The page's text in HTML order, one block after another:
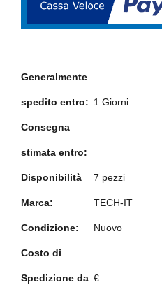
Generalmente
spedito entro: 1 Giorni
Consegna
stimata entro:
Disponibilità 7 pezzi
Marca: TECH-IT
Condizione: Nuovo
Costo di
Spedizione da €